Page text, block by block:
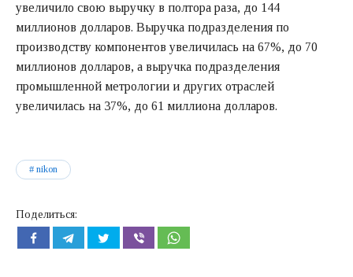
увеличило свою выручку в полтора раза, до 144
миллионов долларов. Выручка подразделения по
производству компонентов увеличилась на 67%, до 70
миллионов долларов, а выручка подразделения
промышленной метрологии и других отраслей
увеличилась на 37%, до 61 миллиона долларов.
nikon
Поделиться: